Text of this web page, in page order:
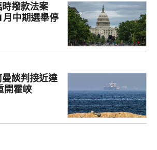
撥款法案
月中期選舉停
談判接近達
重開霍峽